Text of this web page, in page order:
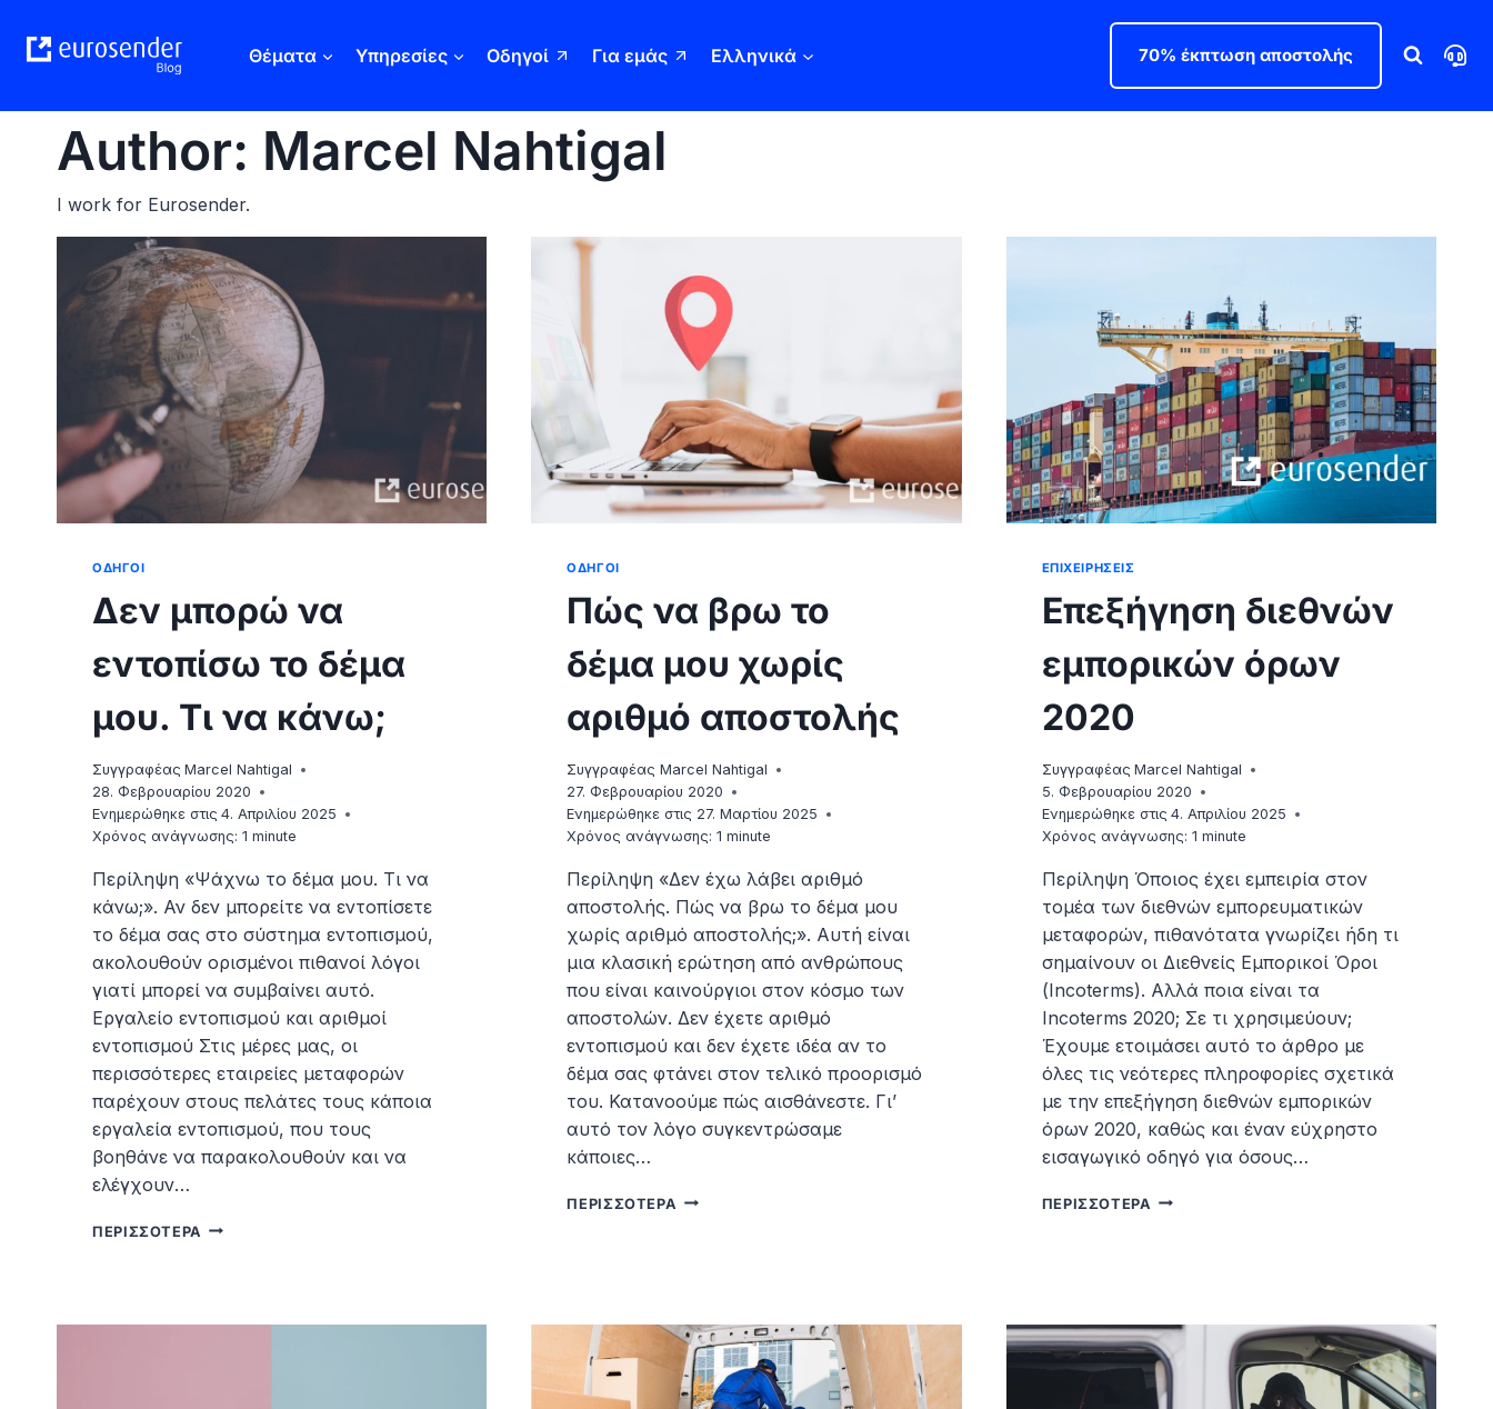
content
Θέματα Υπηρεσίες Οδηγοί Για εμάς Ελληνικά 70% έκπτωση αποστολής
Author: Marcel Nahtigal
I work for Eurosender.
ΟΔΗΓΟΊ
Δεν μπορώ να
εντοπίσω το δέμα
μου. Τι να κάνω;
Συγγραφέας Marcel Nahtigal
28. Φεβρουαρίου 2020
Ενημερώθηκε στις 4. Απριλίου 2025
Χρόνος ανάγνωσης: 1 minute
Περίληψη «Ψάχνω το δέμα μου. Τι να
κάνω;». Αν δεν μπορείτε να εντοπίσετε
το δέμα σας στο σύστημα εντοπισμού,
ακολουθούν ορισμένοι πιθανοί λόγοι
γιατί μπορεί να συμβαίνει αυτό.
Εργαλείο εντοπισμού και αριθμοί
εντοπισμού Στις μέρες μας, οι
περισσότερες εταιρείες μεταφορών
παρέχουν στους πελάτες τους κάποια
εργαλεία εντοπισμού, που τους
βοηθάνε να παρακολουθούν και να
ελέγχουν…
ΠΕΡΙΣΣΌΤΕΡΑ ΔΕΝ
ΟΔΗΓΟΊ
Πώς να βρω το
δέμα μου χωρίς
αριθμό αποστολής
Συγγραφέας Marcel Nahtigal
27. Φεβρουαρίου 2020
Ενημερώθηκε στις 27. Μαρτίου 2025
Χρόνος ανάγνωσης: 1minute
Περίληψη «Δεν έχω λάβει αριθμό
αποστολής. Πώς να βρω το δέμα μου
χωρίς αριθμό αποστολής;». Αυτή είναι
μια κλασική ερώτηση από ανθρώπους
που είναι καινούργιοι στον κόσμο των
αποστολών. Δεν έχετε αριθμό
εντοπισμού και δεν έχετε ιδέα αν το
δέμα σας φτάνει στον τελικό προορισμό
του. Κατανοούμε πώς αισθάνεστε. Γι’
αυτό τον λόγο συγκεντρώσαμε
κάποιες…
ΠΕΡΙΣΣΌΤΕΡΑ ΠΏΣ
ΧΩΡΊΣ
ΑΡΙΘΜΌ
ΑΠΟΣΤΟΛΉΣ
ΕΠΙΧΕΙΡΉΣΕΙΣ
Επεξήγηση διεθνών
εμπορικών όρων
2020
Συγγραφέας Marcel Nahtigal
5. Φεβρουαρίου 2020
Ενημερώθηκε στις 4. Απριλίου 2025
Χρόνος ανάγνωσης: 1 minute
Περίληψη Όποιος έχει εμπειρία στον
τομέα των διεθνών εμπορευματικών
μεταφορών, πιθανότατα γνωρίζει ήδη τι
σημαίνουν οι Διεθνείς Εμπορικοί Όροι
(Incoterms). Αλλά ποια είναι τα
Incoterms 2020; Σε τι χρησιμεύουν;
Έχουμε ετοιμάσει αυτό το άρθρο με
όλες τις νεότερες πληροφορίες σχετικά
με την επεξήγηση διεθνών εμπορικών
όρων 2020, καθώς και έναν εύχρηστο
εισαγωγικό οδηγό για όσους…
ΠΕΡΙΣΣΌΤΕΡΑ ΕΠΕΞΉΓΗΣΗ